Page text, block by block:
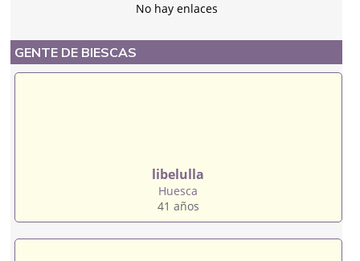
No hay enlaces
GENTE DE BIESCAS
libelulla
Huesca
41 años